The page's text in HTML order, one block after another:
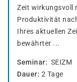
Zeit wirkungsvoll
Produktivität
Ihres aktuellen
bewährter ...
Seminar
SEIZM
Dauer 2 Tage